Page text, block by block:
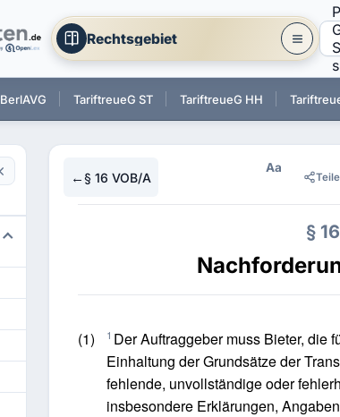
Rechtsgebiet
BerlAVG TariftreueG ST TariftreueG HH
←§ 16 VOB/A
Aa
§
(1) 1 Der Auftraggeber muss Bieter, die
Einhaltung der Grundsätze der
fehlende, unvollständige oder
insbesondere Erklärungen,